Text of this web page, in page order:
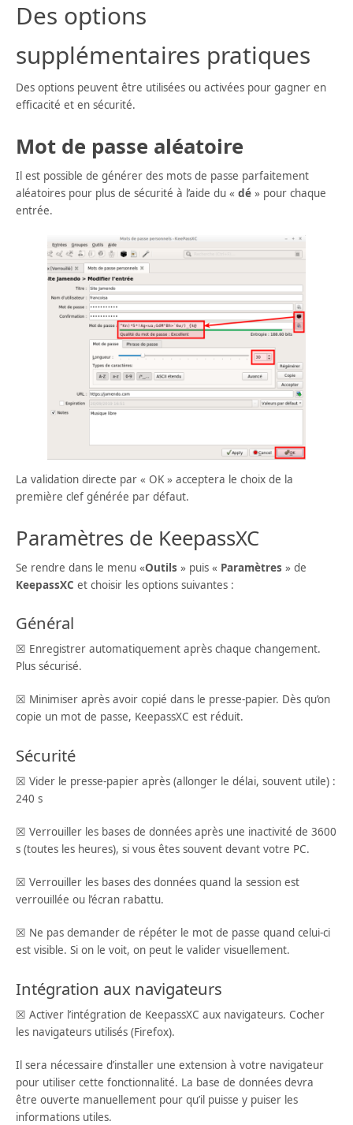
Des options
supplémentaires pratiques
Des options peuvent être utilisées ou activées pour gagner en
efficacité et en sécurité.
Mot de passe aléatoire
Il est possible de générer des mots de passe parfaitement
aléatoires pour plus de sécurité à l’aide du « dé» pour chaque
entrée.
La validation directe par « OK » acceptera le choix de la
première clef générée par défaut.
Paramètres de KeepassXC
Se rendre dans le menu «Outils» puis « Paramètres » de
KeepassXC et choisir les options suivantes :
Général
☒ Enregistrer automatiquement après chaque changement.
Plus sécurisé.
☒ Minimiser après avoir copié dans le presse-papier. Dès qu’on
copie un mot de passe, KeepassXC est réduit.
Sécurité
☒ Vider le presse-papier après (allonger le délai, souvent utile) :
240 s
☒ Verrouiller les bases de données après une inactivité de 3600
s (toutes les heures), si vous êtes souvent devant votre PC.
☒ Verrouiller les bases des données quand la session est
verrouillée ou l’écran rabattu.
☒ Ne pas demander de répéter le mot de passe quand celui-ci
est visible. Si on le voit, on peut le valider visuellement.
Intégration aux navigateurs
☒ Activer l’intégration de KeepassXC aux navigateurs. Cocher
les navigateurs utilisés (Firefox).
Il sera nécessaire d’installer une extension à votre navigateur
pour utiliser cette fonctionnalité. La base de données devra
être ouverte manuellement pour qu’il puisse y puiser les
informations utiles.